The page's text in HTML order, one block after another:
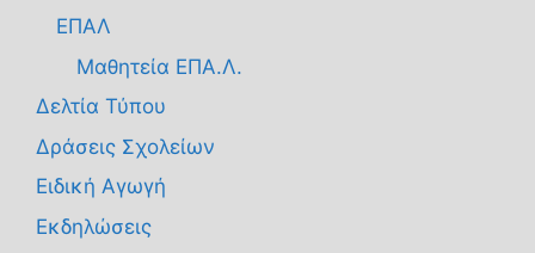
ΕΠΑΛ
Μαθητεία ΕΠΑ.Λ.
Δελτία Τύπου
Δράσεις Σχολείων
Ειδική Αγωγή
Εκδηλώσεις